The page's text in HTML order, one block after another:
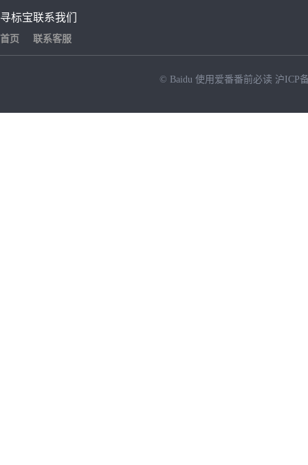
寻标宝
首页
联系我们
联系客服
© Baidu 使用爱番番前必读 沪ICP